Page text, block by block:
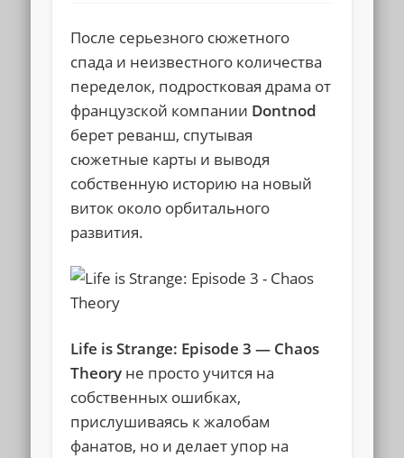
После серьезного сюжетного
спада и неизвестного количества
переделок, подростковая драма от
французской компании Dontnod
берет реванш, спутывая
сюжетные карты и выводя
собственную историю на новый
виток около орбитального
развития.
Life is Strange: Episode 3 — Chaos
Theory не просто учится на
собственных ошибках,
прислушиваясь к жалобам
фанатов, но и делает упор на